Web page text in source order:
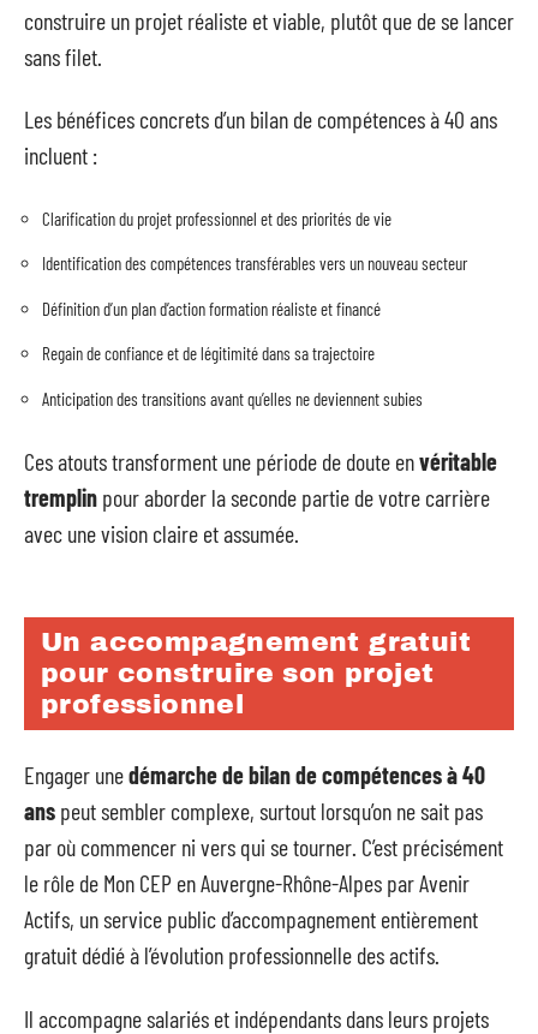
construire un projet réaliste et viable, plutôt que de se lancer
sans filet.
Les bénéfices concrets d’un bilan de compétences à 40 ans
incluent :
Clarification du projet professionnel et des priorités de vie
Identification des compétences transférables vers un nouveau secteur
Définition d’un plan d’action formation réaliste et financé
Regain de confiance et de légitimité dans sa trajectoire
Anticipation des transitions avant qu’elles ne deviennent subies
Ces atouts transforment une période de doute envéritable
tremplin pour aborder la seconde partie de votre carrière
avec une vision claire et assumée.
Un accompagnement gratuit
pour construire son projet
professionnel
Engager unedémarche de bilan de compétences à 40
ans peut sembler complexe, surtout lorsqu’on ne sait pas
par où commencer ni vers qui se tourner. C’est précisément
le rôle de Mon CEP en Auvergne-Rhône-Alpes par Avenir
Actifs, un service public d’accompagnement entièrement
gratuit dédié à l’évolution professionnelle des actifs.
Il accompagne salariés et indépendants dans leurs projets